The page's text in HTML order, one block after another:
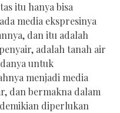
itu hanya bisa
media ekspresinya
dan itu adalah
adalah tanah air
untuk
menjadi media
dan bermakna dalam
diperlukan